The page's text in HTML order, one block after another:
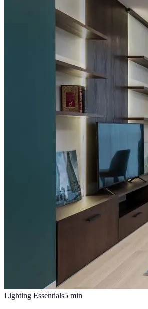
Lighting Essentials5 min